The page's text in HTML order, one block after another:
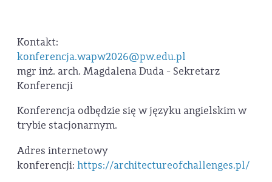
Kontakt:
konferencja.wapw2026@pw.edu.pl
mgr inż. arch. Magdalena Duda - Sekretarz
Konferencji
Konferencja odbędzie się w języku angielskim w
trybie stacjonarnym.
Adres internetowy
konferencji: https://architectureofchallenges.pl/